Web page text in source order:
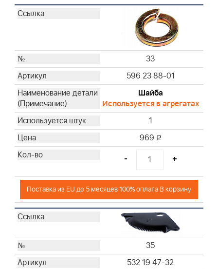
33
596 23 88-01
Шайба
Используется в агрегатах
1
969 i
- +
Поставка из EU до 5 месяцев 100% оплата В корзину
35
532 19 47-32